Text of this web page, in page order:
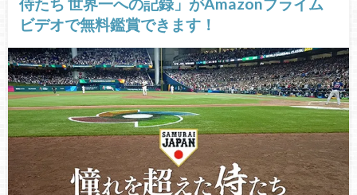
ビデオで無料鑑賞できます！